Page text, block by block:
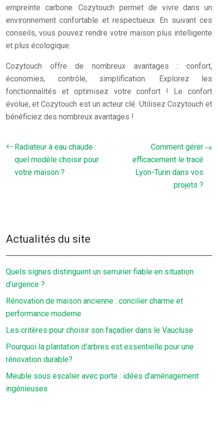
empreinte carbone. Cozytouch permet de vivre dans un
environnement confortable et respectueux. En suivant ces
conseils, vous pouvez rendre votre maison plus intelligente
et plus écologique.
Cozytouch offre de nombreux avantages : confort,
économies, contrôle, simplification. Explorez les
fonctionnalités et optimisez votre confort ! Le confort
évolue, et Cozytouch est un acteur clé. Utilisez Cozytouch et
bénéficiez des nombreux avantages !
Radiateur à eau chaude :
quel modèle choisir pour
votre maison ?
Comment gérer
efficacement le tracé
Lyon-Turin dans vos
projets ?
Actualités du site
Quels signes distinguent un serrurier fiable en situation
d’urgence ?
Rénovation de maison ancienne : concilier charme et
performance moderne
Les critères pour choisir son façadier dans le Vaucluse
Pourquoi la plantation d’arbres est essentielle pour une
rénovation durable?
Meuble sous escalier avec porte : idées d’aménagement
ingénieuses